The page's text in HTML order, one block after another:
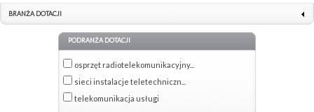
BRANŻA DOTACJI
PODRANŻA DOTACJI
osprzęt radiotelekomunikacyjny...
sieci instalacje teletechniczn...
telekomunikacja usługi